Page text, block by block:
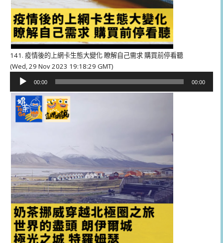
141. 疫情後的上網卡生態大變化 瞭解自己需求 購買前停看聽
(Wed, 29 Nov 2023 19:18:29 GMT)
播
器
00:00 00:00